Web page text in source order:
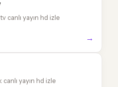
canlı yayın hd izle
→
canlı yayın hd izle